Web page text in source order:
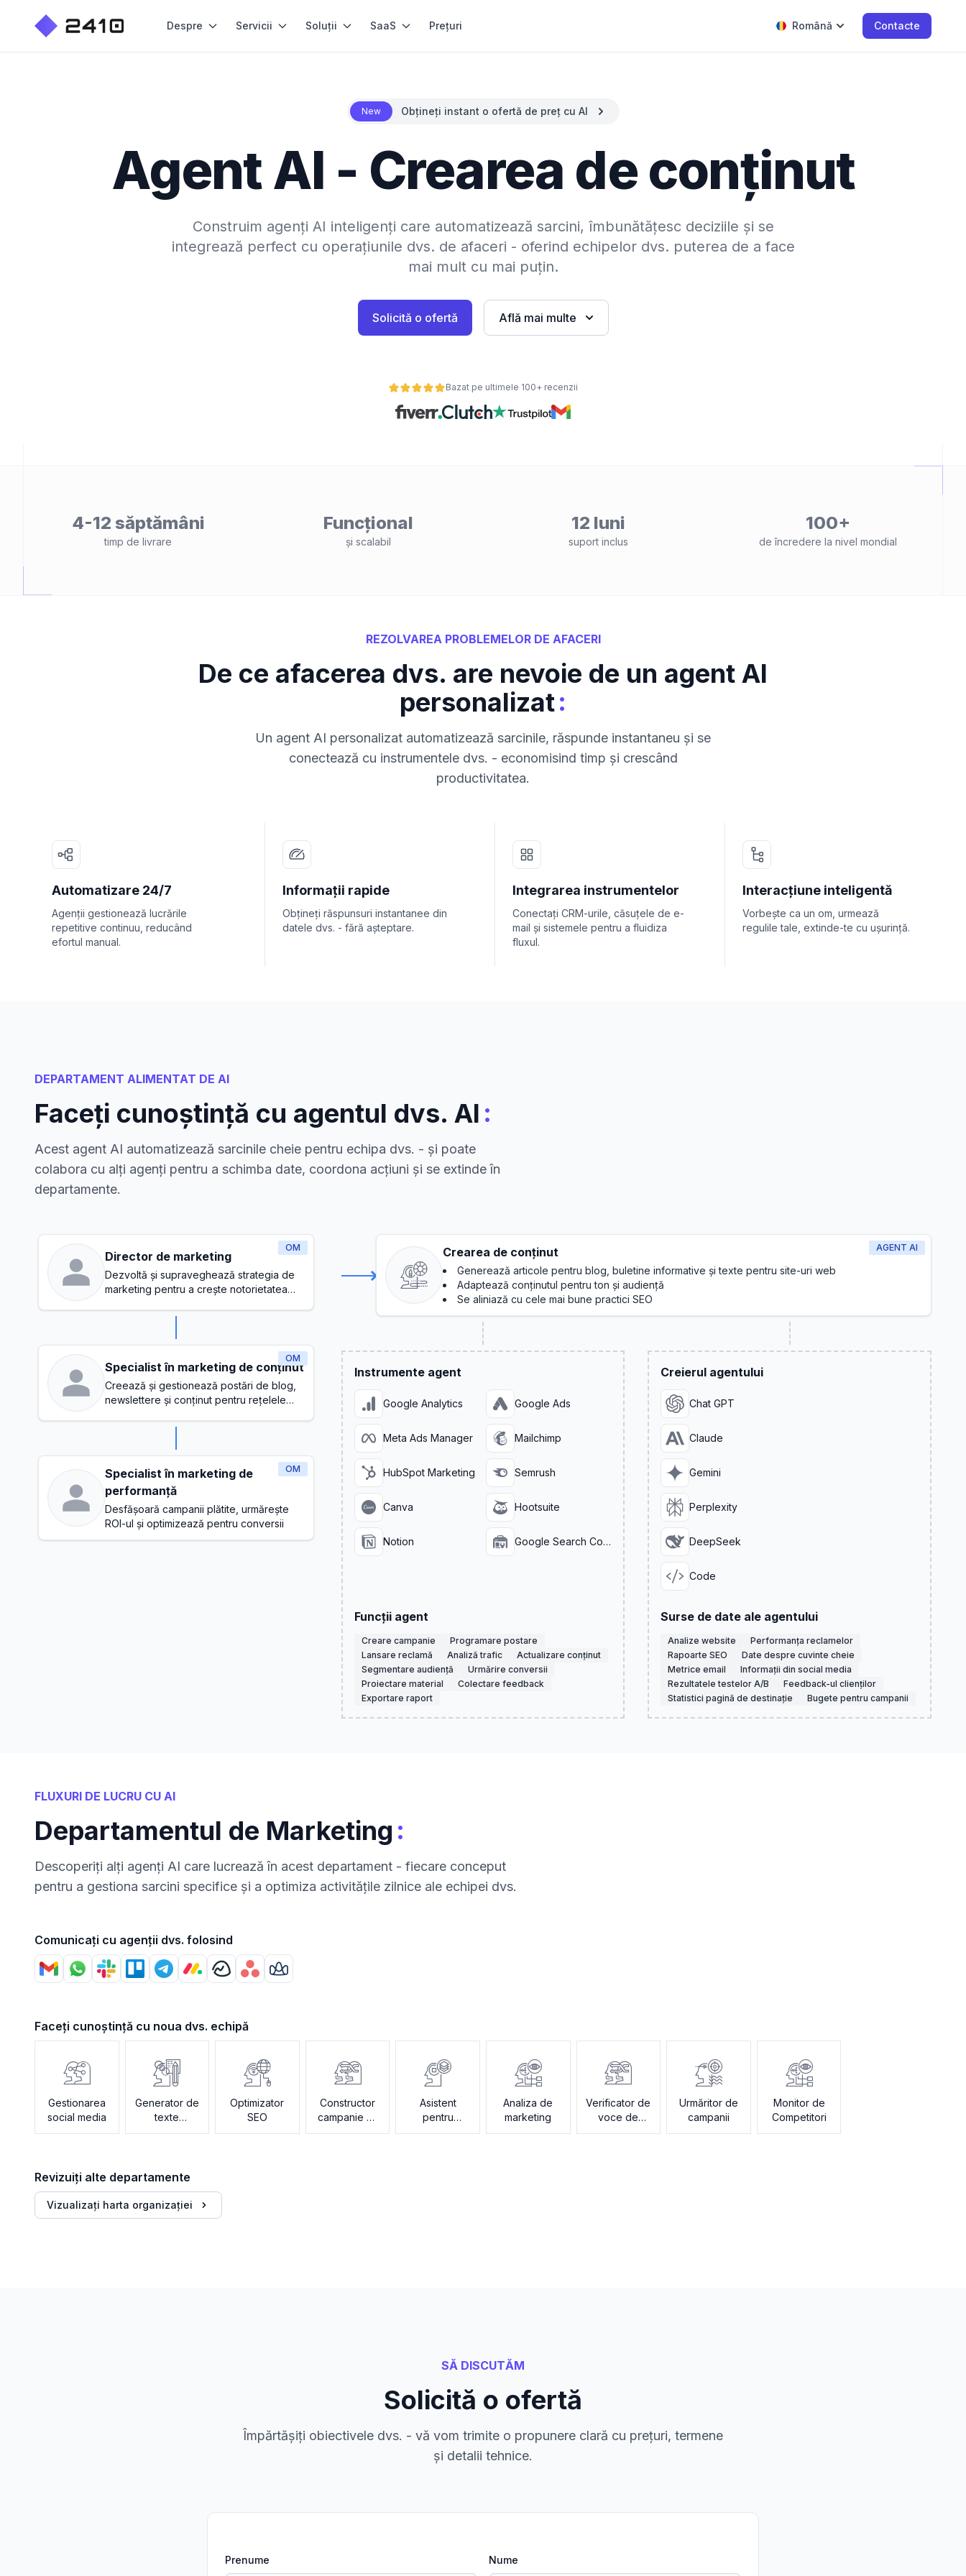
Despre Servicii Soluții SaaS Prețuri Română Contacte
New Obțineți instant o ofertă de preț cu AI
Agent AI - Crearea de conținut
Construim agenți AI inteligenți care automatizează sarcini, îmbunătățesc deciziile și se
integrează perfect cu operațiunile dvs. de afaceri - oferind echipelor dvs. puterea de a face
mai mult cu mai puțin.
Solicită o ofertă Află mai multe
Bazat pe ultimele 100+ recenzii
4-12 săptămâni
timp de livrare
Funcțional
și scalabil
12 luni
suport inclus
100+
de încredere la nivel mondial
REZOLVAREA PROBLEMELOR DE AFACERI
De ce afacerea dvs. are nevoie de un agent AI
personalizat:
Un agent AI personalizat automatizează sarcinile, răspunde instantaneu și se
conectează cu instrumentele dvs. - economisind timp și crescând
productivitatea.
Automatizare 24/7
Agenții gestionează lucrările
repetitive continuu, reducând
efortul manual.
Informații rapide
Obțineți răspunsuri instantanee din
datele dvs. - fără așteptare.
Integrarea instrumentelor
Conectați CRM-urile, căsuțele de e-
mail și sistemele pentru a fluidiza
fluxul.
Interacțiune inteligentă
Vorbește ca un om, urmează
regulile tale, extinde-te cu ușurință.
DEPARTAMENT ALIMENTAT DE AI
Faceți cunoștință cu agentul dvs. AI :
Acest agent AI automatizează sarcinile cheie pentru echipa dvs. - și poate
colabora cu alți agenți pentru a schimba date, coordona acțiuni și se extinde în
departamente.
OM
Director de marketing
Dezvoltă și supraveghează strategia de
marketing pentru a crește notorietatea
OM
Specialist în marketing de conținut
Creează și gestionează postări de blog,
newslettere și conținut pentru rețelele
OM
Specialist în marketing de
performanță
Desfășoară campanii plătite, urmărește
ROI-ul și optimizează pentru conversii
AGENT AI
Crearea de conținut
Generează articole pentru blog, buletine informative și texte pentru site-uri web
Adaptează conținutul pentru ton și audiență
Se aliniază cu cele mai bune practici SEO
Instrumente agent
Google Analytics Google Ads
Meta Ads Manager Mailchimp
HubSpot Marketing Semrush
Canva Hootsuite
Notion Google Search Console
Funcții agent
Creare campanie
Programare postare
Lansare reclamă
Analiză trafic
Actualizare conținut
Segmentare audiență
Urmărire conversii
Proiectare material
Colectare feedback
Exportare raport
Creierul agentului
Chat GPT
Claude
Gemini
Perplexity
DeepSeek
Code
Surse de date ale agentului
Analize website
Performanța reclamelor
Rapoarte SEO
Date despre cuvinte cheie
Metrice email
Informații din social media
Rezultatele testelor A/B
Feedback-ul clienților
Statistici pagină de destinație
Bugete pentru campanii
FLUXURI DE LUCRU CU AI
Departamentul de Marketing :
Descoperiți alți agenți AI care lucrează în acest departament - fiecare conceput
pentru a gestiona sarcini specifice și a optimiza activitățile zilnice ale echipei dvs.
Comunicați cu agenții dvs. folosind
Faceți cunoștință cu noua dvs. echipă
Gestionarea
social media
Generator de
texte
publicitare
Optimizator
SEO
Constructor
campanie e-
mail
Asistent
pentru
briefuri
Analiza de
marketing
Verificator de
voce de
brand
Urmăritor de
campanii
Monitor de
Competitori
Revizuiți alte departamente
Vizualizați harta organizației
SĂ DISCUTĂM
Solicită o ofertă
Împărtășiți obiectivele dvs. - vă vom trimite o propunere clară cu prețuri, termene
și detalii tehnice.
Prenume Nume